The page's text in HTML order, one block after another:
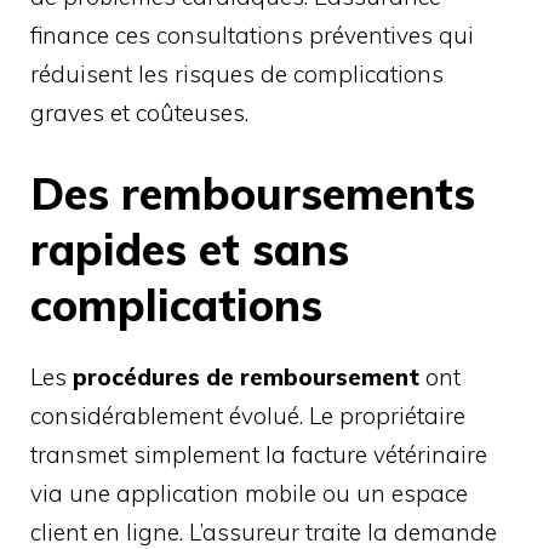
finance ces consultations préventives qui
réduisent les risques de complications
graves et coûteuses.
Des remboursements
rapides et sans
complications
Les procédures de remboursement ont
considérablement évolué. Le propriétaire
transmet simplement la facture vétérinaire
via une application mobile ou un espace
client en ligne. L’assureur traite la demande